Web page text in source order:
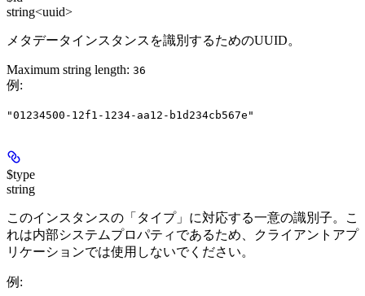
string<uuid>
メタデータインスタンスを識別するためのUUID。
Maximum string length: 36
例 :
"01234500-12f1-1234-aa12-b1d234cb567e"
$type
string
このインスタンスの「タイプ」に対応する一意の識別子。こ
れは内部システムプロパティであるため、クライアントアプ
リケーションでは使用しないでください。
例 :